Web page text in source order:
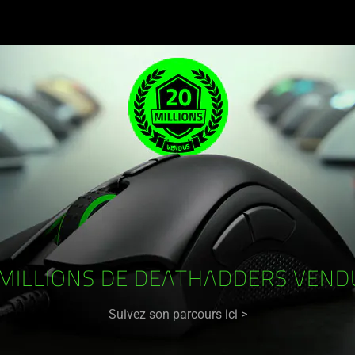
DE DEATHADDERS
Suivez son parcours ici